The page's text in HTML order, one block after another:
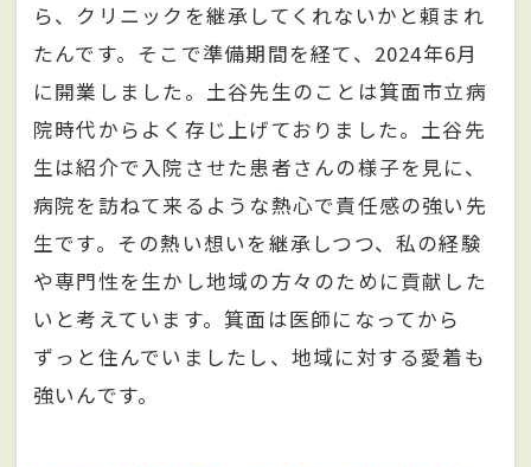
ら、クリニックを継承してくれないかと頼まれ
たんです。そこで準備期間を経て、2024年6月
に開業しました。土谷先生のことは箕面市立病
院時代からよく存じ上げておりました。土谷先
生は紹介で入院させた患者さんの様子を見に、
病院を訪ねて来るような熱心で責任感の強い先
生です。その熱い想いを継承しつつ、私の経験
や専門性を生かし地域の方々のために貢献した
いと考えています。箕面は医師になってから
ずっと住んでいましたし、地域に対する愛着も
強いんです。